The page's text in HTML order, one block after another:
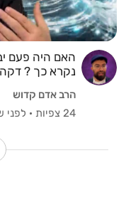
האם היה פעם
נקרא כך ? דקה
הרב אדם קדוש
24 צפיות
· לפני